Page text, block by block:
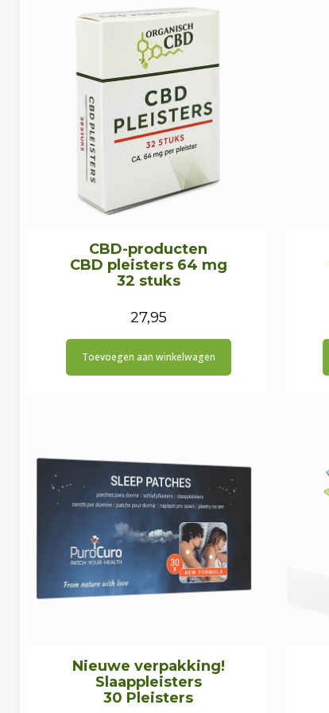
CBD-producten
CBD pleisters 64 mg
32 stuks
27,95
Toevoegen aan winkelwagen
Nieuwe verpakking!
Slaappleisters
30 Pleisters